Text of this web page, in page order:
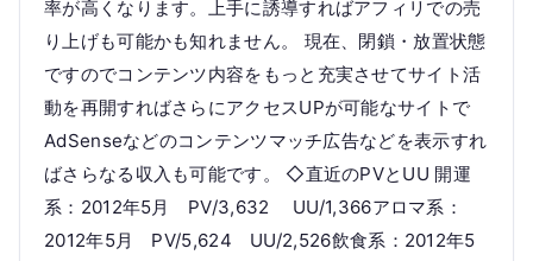
率が高くなります。上手に誘導すればアフィリでの売
り上げも可能かも知れません。 現在、閉鎖・放置状態
ですのでコンテンツ内容をもっと充実させてサイト活
動を再開すればさらにアクセスUPが可能なサイトで
AdSenseなどのコンテンツマッチ広告などを表示すれ
ばさらなる収入も可能です。 ◇直近のPVとUU 開運
系：2012年5月 PV/3,632 UU/1,366アロマ系：
2012年5月 PV/5,624 UU/2,526飲食系：2012年5